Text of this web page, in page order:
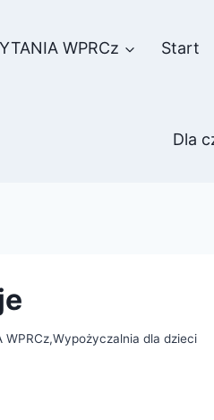
WPRCz Start
Dla
WPRCz,Wypożyczalnia dla dzieci